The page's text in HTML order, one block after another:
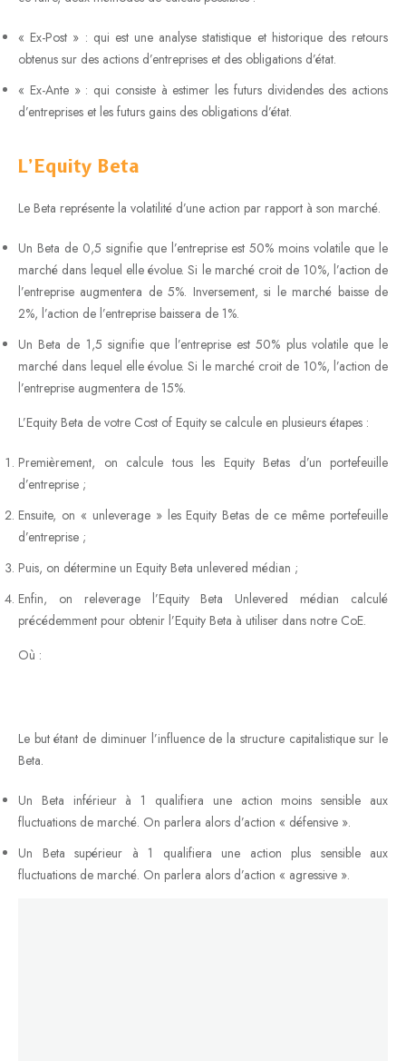
« Ex-Post » : qui est une analyse statistique et historique des retours
obtenus sur des actions d’entreprises et des obligations d’état.
« Ex-Ante » : qui consiste à estimer les futurs dividendes des actions
d’entreprises et les futurs gains des obligations d’état.
L’Equity Beta
Le Beta représente la volatilité d’une action par rapport à son marché.
Un Beta de 0,5 signifie que l’entreprise est 50% moins volatile que le
marché dans lequel elle évolue. Si le marché croit de 10%, l’action de
l’entreprise augmentera de 5%. Inversement, si le marché baisse de
2%, l’action de l’entreprise baissera de 1%.
Un Beta de 1,5 signifie que l’entreprise est 50% plus volatile que le
marché dans lequel elle évolue. Si le marché croit de 10%, l’action de
l’entreprise augmentera de 15%.
L’Equity Beta de votre Cost of Equity se calcule en plusieurs étapes :
Premièrement, on calcule tous les Equity Betas d’un portefeuille
d’entreprise ;
Ensuite, on « unleverage » les Equity Betas de ce même portefeuille
d’entreprise ;
Puis, on détermine un Equity Beta unlevered médian ;
Enfin, on releverage l’Equity Beta Unlevered médian calculé
précédemment pour obtenir l’Equity Beta à utiliser dans notre CoE.
Où :
Le but étant de diminuer l’influence de la structure capitalistique sur le
Beta.
Un Beta inférieur à 1 qualifiera une action moins sensible aux
fluctuations de marché. On parlera alors d’action « défensive ».
Un Beta supérieur à 1 qualifiera une action plus sensible aux
fluctuations de marché. On parlera alors d’action « agressive ».